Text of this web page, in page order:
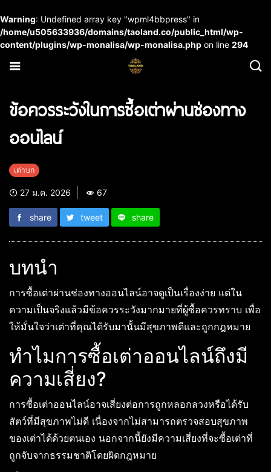
Warning: Undefined array key "wpml4bbpress" in
/home/u505633936/domains/taoland.co/public_html/wp-
content/plugins/wp-monalisa/wp-monalisa.php on line 294
ข้อควรระวังในการซื้อเต่าผ่านช่องทาง
ออนไลน์
เต่าบก
27 ม.ค. 2026 67
share tweet share
บทนำ
การซื้อเต่าผ่านช่องทางออนไลน์อาจดูเป็นเรื่องง่าย แต่ใน
ความเป็นจริงแล้วมีข้อควรระวังมากมายที่ผู้ซื้อควรทราบ เพื่อ
ให้มั่นใจว่าเต่าที่คุณได้รับมานั้นมีสุขภาพดีและถูกกฎหมาย
ทำไมการซื้อเต่าออนไลน์ถึงมี
ความเสี่ยง?
การซื้อเต่าออนไลน์อาจเสี่ยงต่อการถูกหลอกลวงหรือได้รับ
สัตว์ที่มีสุขภาพไม่ดี เนื่องจากไม่สามารถตรวจสอบสุขภาพ
ของเต่าได้ด้วยตนเอง นอกจากนี้ยังมีความเสี่ยงที่จะซื้อเต่าที่
ถูกจับจากธรรมชาติโดยผิดกฎหมาย